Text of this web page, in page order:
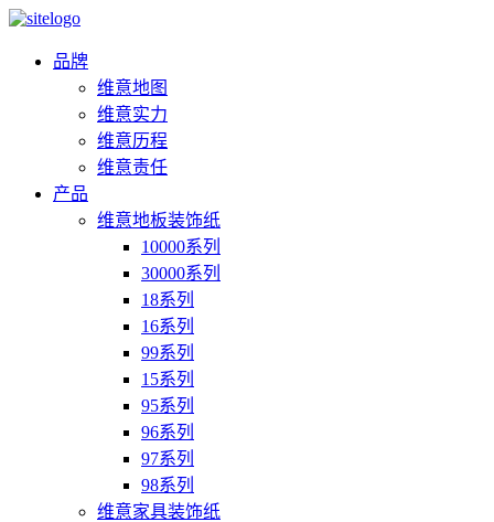
品牌
维意地图
维意实力
维意历程
维意责任
产品
维意地板装饰纸
10000系列
30000系列
18系列
16系列
99系列
15系列
95系列
96系列
97系列
98系列
维意家具装饰纸